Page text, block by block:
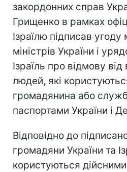
закордонних справ
Грищенко в рамках
Ізраїлю підписав
міністрів України і
Ізраїль про відмову
людей, які
громадянина або
паспортами України і
Відповідно до
громадяни України та
користуються